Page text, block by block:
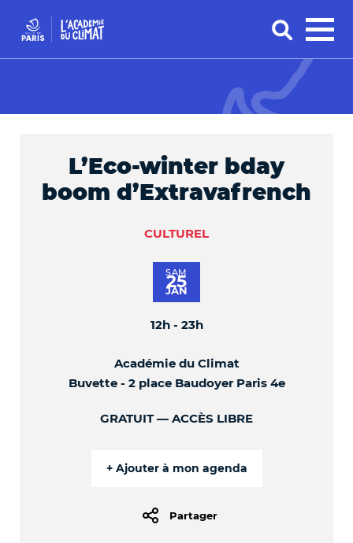
L’Eco-winter bday
boom d’Extravafrench
CULTUREL
SAM
25
JAN
12h - 23h
Académie du Climat
Buvette - 2 place Baudoyer Paris 4e
GRATUIT ACCÈS LIBRE
Partager